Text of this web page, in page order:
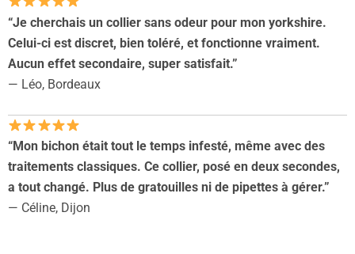
“Je cherchais un collier sans odeur pour mon yorkshire.
Celui-ci est discret, bien toléré, et fonctionne vraiment.
Aucun effet secondaire, super satisfait.”
— Léo, Bordeaux
“Mon bichon était tout le temps infesté, même avec des
traitements classiques. Ce collier, posé en deux secondes,
a tout changé. Plus de gratouilles ni de pipettes à gérer.”
— Céline, Dijon